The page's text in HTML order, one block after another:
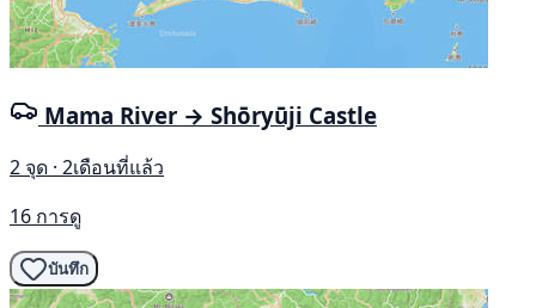
Mama River → Shōryūji Castle
2 จุด · 2เดือนที่แล้ว
16 การดู
บันทึก